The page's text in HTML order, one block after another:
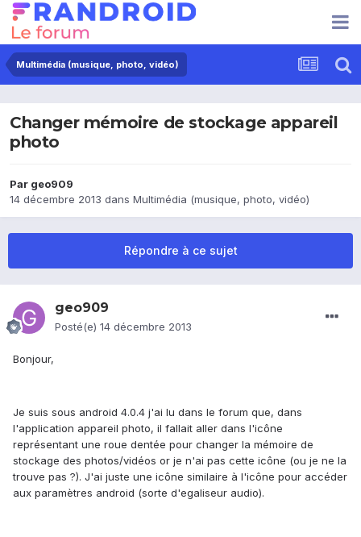
Multimédia (musique, photo, vidéo)
Changer mémoire de stockage appareil
photo
Par geo909
14 décembre 2013 dans Multimédia (musique, photo, vidéo)
Répondre à ce sujet
geo909
Posté(e) 14 décembre 2013
Bonjour,
Je suis sous android 4.0.4 j'ai lu dans le forum que, dans
l'application appareil photo, il fallait aller dans l'icône
représentant une roue dentée pour changer la mémoire de
stockage des photos/vidéos or je n'ai pas cette icône (ou je ne la
trouve pas ?). J'ai juste une icône similaire à l'icône pour accéder
aux paramètres android (sorte d'egaliseur audio).